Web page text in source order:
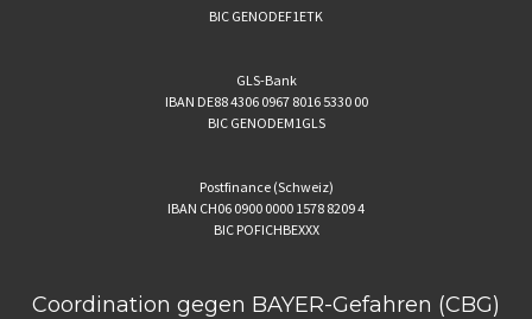
BIC GENODEF1ETK
GLS-Bank
IBAN DE88 4306 0967 8016 5330 00
BIC GENODEM1GLS
Postfinance (Schweiz)
IBAN CH06 0900 0000 1578 8209 4
BIC POFICHBEXXX
Coordination gegen BAYER-Gefahren (CBG)